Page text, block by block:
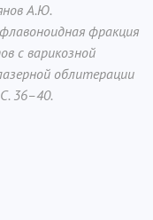
А.Ю.
фракция
с варикозной
облитерации
36–40.